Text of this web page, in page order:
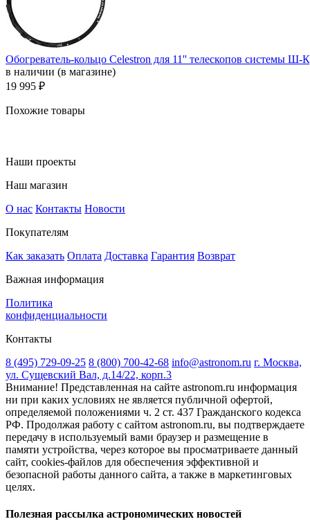
Обогреватель-кольцо Celestron для 11'' телескопов системы
в наличии (в магазине)
19 995 ₽
Похожие товары
Наши проекты
Наш магазин
О нас Контакты Новости
Покупателям
Как заказать Оплата Доставка Гарантия Возврат
Важная информация
Политика
конфиденциальности
Контакты
8 (495) 729-09-25 8 (800) 700-42-68 info@astronom.ru г. Москва,
ул. Сущевский Вал, д.14/22, корп.3
Внимание! Представленная на сайте astronom.ru информация
ни при каких условиях не является публичной офертой,
определяемой положениями ч. 2 ст. 437 Гражданского кодекса
РФ. Продолжая работу с сайтом astronom.ru, вы подтверждаете
передачу в используемый вами браузер и размещение в
памяти устройства, через которое вы просматриваете данный
сайт, cookies-файлов для обеспечения эффективной и
безопасной работы данного сайта, а также в маркетинговых
целях.
Полезная рассылка астрономических новостей